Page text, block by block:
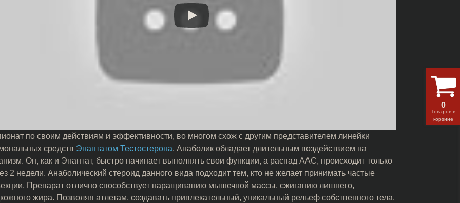
по своим действиям и эффективности, во многом схож с другим представителем линейки
средств Энантатом Тестостерона. Анаболик обладает длительным воздействием на
Он, как и Энантат, быстро начинает выполнять свои функции, а распад ААС, происходит только
2 недели. Анаболический стероид данного вида подходит тем, кто не желает принимать частые
Препарат отлично способствует наращиванию мышечной массы, сжиганию лишнего,
жира. Позволяя атлетам, создавать привлекательный, уникальный рельеф собственного тела.
0
Товаров в
корзине